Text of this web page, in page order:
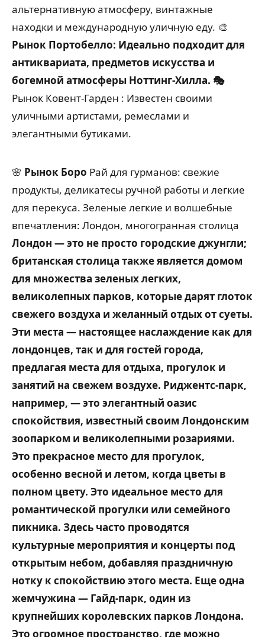
альтернативную атмосферу, винтажные
находки и международную уличную еду. 🎨
Рынок Портобелло: Идеально подходит для
антиквариата, предметов искусства и
богемной атмосферы Ноттинг-Хилла. 🎭
Рынок Ковент-Гарден : Известен своими
уличными артистами, ремеслами и
элегантными бутиками.
🌸 Рынок Боро Рай для гурманов: свежие
продукты, деликатесы ручной работы и легкие
для перекуса. Зеленые легкие и волшебные
впечатления: Лондон, многогранная столица
Лондон — это не просто городские джунгли;
британская столица также является домом
для множества зеленых легких,
великолепных парков, которые дарят глоток
свежего воздуха и желанный отдых от суеты.
Эти места — настоящее наслаждение как для
лондонцев, так и для гостей города,
предлагая места для отдыха, прогулок и
занятий на свежем воздухе. Риджентс-парк,
например, — это элегантный оазис
спокойствия, известный своим Лондонским
зоопарком и великолепными розариями.
Это прекрасное место для прогулок,
особенно весной и летом, когда цветы в
полном цвету. Это идеальное место для
романтической прогулки или семейного
пикника. Здесь часто проводятся
культурные мероприятия и концерты под
открытым небом, добавляя праздничную
нотку к спокойствию этого места. Еще одна
жемчужина — Гайд-парк, один из
крупнейших королевских парков Лондона.
Это огромное пространство, где можно